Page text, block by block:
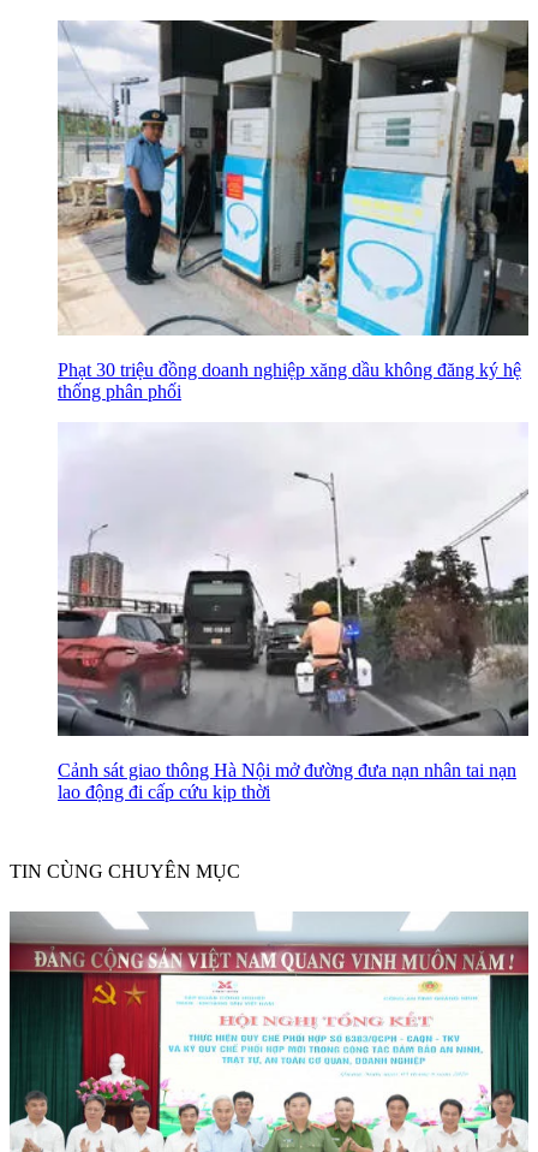
Phạt 30 triệu đồng doanh nghiệp xăng dầu không đăng ký hệ
thống phân phối
Cảnh sát giao thông Hà Nội mở đường đưa nạn nhân tai nạn
lao động đi cấp cứu kịp thời
TIN CÙNG CHUYÊN MỤC